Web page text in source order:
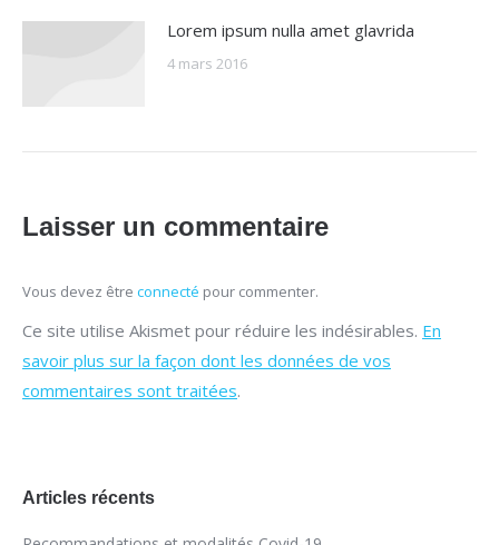
Lorem ipsum nulla amet glavrida
4 mars 2016
Laisser un commentaire
Vous devez être connecté pour commenter.
Ce site utilise Akismet pour réduire les indésirables. En
savoir plus sur la façon dont les données de vos
commentaires sont traitées.
Articles récents